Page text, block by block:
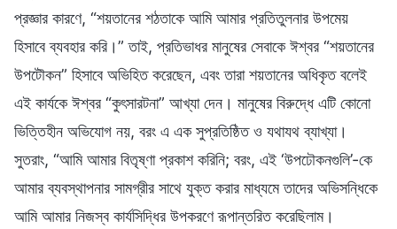
প্রজ্ঞার কারণে, “শয়তানের শঠতাকে আমি আমার প্রতিতুলনার উপমেয়
হিসাবে ব্যবহার করি।” তাই, প্রতিভাধর মানুষের সেবাকে ঈশ্বর “শয়তানের
উপটৌকন” হিসাবে অভিহিত করেছেন, এবং তারা শয়তানের অধিকৃত বলেই
এই কার্যকে ঈশ্বর “কুৎসারটনা” আখ্যা দেন। মানুষের বিরুদ্ধে এটি কোনো
ভিত্তিহীন অভিযোগ নয়, বরং এ এক সুপ্রতিষ্ঠিত ও যথাযথ ব্যাখ্যা।
সুতরাং, “আমি আমার বিতৃষ্ণা প্রকাশ করিনি; বরং, এই ‘উপঢৌকনগুলি’-কে
আমার ব্যবস্থাপনার সামগ্রীর সাথে যুক্ত করার মাধ্যমে তাদের অভিসন্ধিকে
আমি আমার নিজস্ব কার্যসিদ্ধির উপকরণে রূপান্তরিত করেছিলাম।